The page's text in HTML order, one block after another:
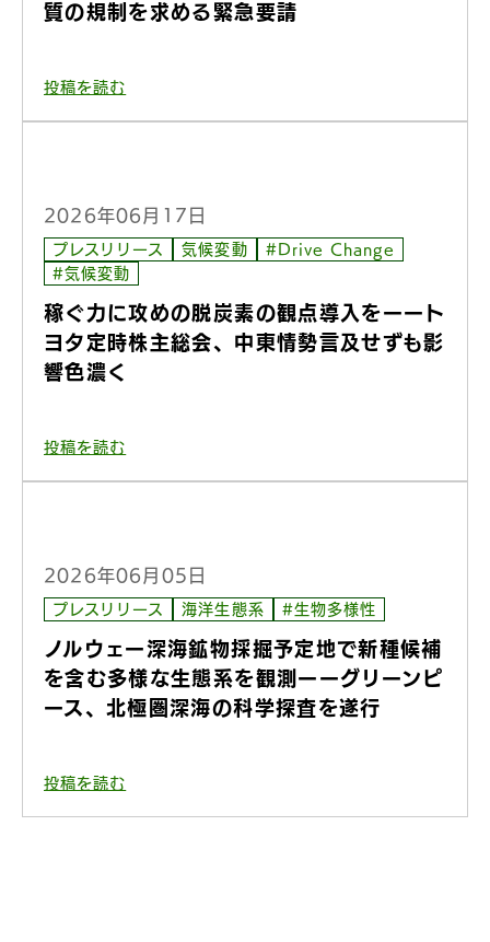
質の規制を求める緊急要請
投稿を読む
2026年06月17日
プレスリリース 気候変動
#Drive Change
#気候変動
稼ぐ力に攻めの脱炭素の観点導入をーート
ヨタ定時株主総会、中東情勢言及せずも影
響色濃く
投稿を読む
2026年06月05日
プレスリリース 海洋生態系 #生物多様性
ノルウェー深海鉱物採掘予定地で新種候補
を含む多様な生態系を観測ーーグリーンピ
ース、北極圏深海の科学探査を遂行
投稿を読む